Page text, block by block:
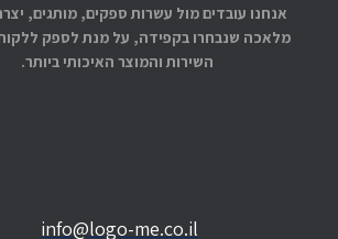
אנחנו עובדים מול עשרות ספקים, מותגים,
מלאכה שנבחרו בקפידה, על מנת לספק
השירות והמוצר האיכותי ביותר.
info@logo-me.co.il